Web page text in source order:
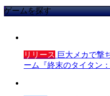
ゲームを探す
リリース 巨大メカで撃
ーム『終末のタイタン